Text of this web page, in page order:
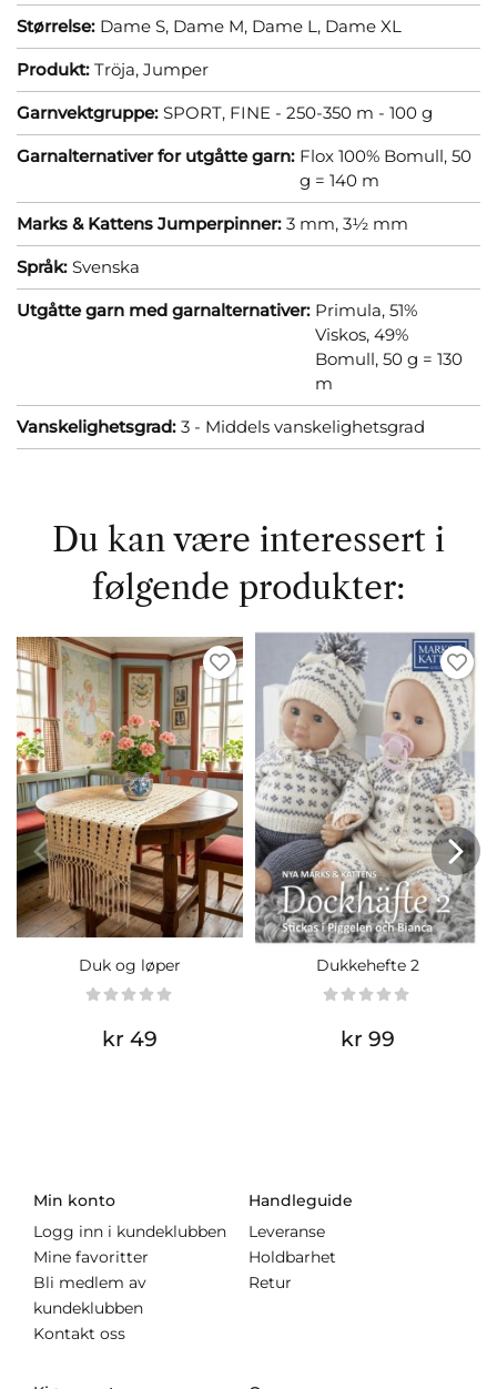
Størrelse: Dame S, Dame M, Dame L, Dame XL
Produkt: Tröja, Jumper
Garnvektgruppe: SPORT, FINE - 250-350 m - 100 g
Garnalternativer for utgåtte garn: Flox 100% Bomull, 50
g = 140 m
Marks & Kattens Jumperpinner: 3 mm, 3½ mm
Språk: Svenska
Utgåtte garn med garnalternativer: Primula, 51%
Viskos, 49%
Bomull, 50 g = 130
m
Vanskelighetsgrad: 3 - Middels vanskelighetsgrad
Du kan være interessert i
følgende produkter:
Duk og løper
kr 49
Dukkehefte 2
kr 99
Min konto
Logg inn i kundeklubben
Mine favoritter
Bli medlem av
kundeklubben
Kontakt oss
Handleguide
Leveranse
Holdbarhet
Retur